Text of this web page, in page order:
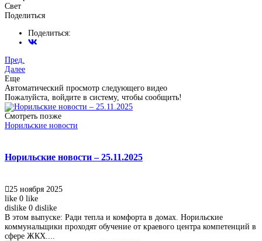
Свет
Поделиться
Поделиться:
Пред.
Далее
Еще
Автоматический просмотр следующего видео
Пожалуйста, войдите в систему, чтобы сообщить!
Смотреть позже
Норильские новости
Норильские новости – 25.11.2025
25 ноября 2025
like 0 like
dislike 0 dislike
В этом выпуске: Ради тепла и комфорта в домах. Норильские
коммунальщики проходят обучение от краевого центра компетенций в
сфере ЖКХ....